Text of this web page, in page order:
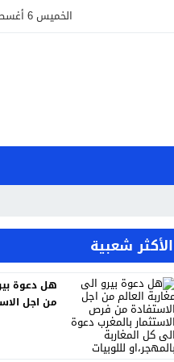
الخميس 6 أغسطس 2026 - 22:46 مساءً
الأكثر شعبية
هل دعوة
من اجل